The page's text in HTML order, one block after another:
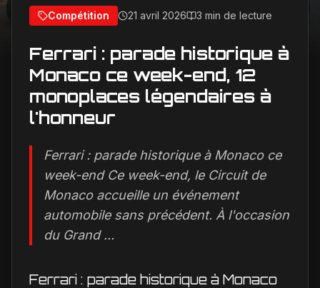
Compétition 21 avril 2026 3 min de lecture
Ferrari : parade historique à
Monaco ce week-end, 12
monoplaces légendaires à
l'honneur
Ferrari : parade historique à Monaco ce
week-end Ce week-end, le Circuit de
Monaco accueille un événement
automobile sans précédent. À l'occasion
du Grand ...
Ferrari : parade historique à Monaco